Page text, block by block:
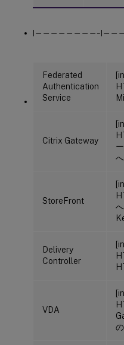
Federated
Authentication
Service
Citrix Gateway
StoreFront
Delivery
Controller
VDA